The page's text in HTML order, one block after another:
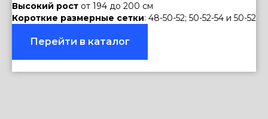
Высокий рост от 194 до 200 см
Короткие размерные сетки: 48-50-52; 50-52-54 и 50-52
Перейти в каталог